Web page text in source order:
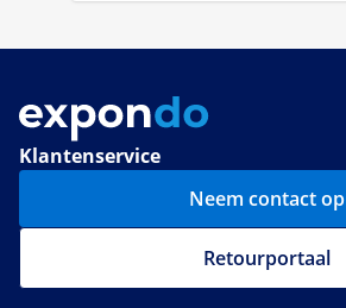
Klantenservice
Neem contact op
Retourportaal